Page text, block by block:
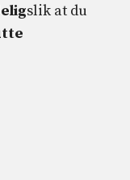
slik at du